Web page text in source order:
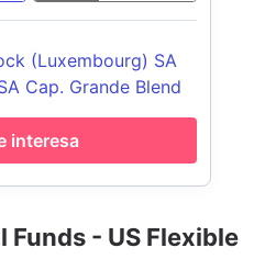
Funds - US Flexible
(Luxembourg) SA
Cap. Grande Blend
interesa